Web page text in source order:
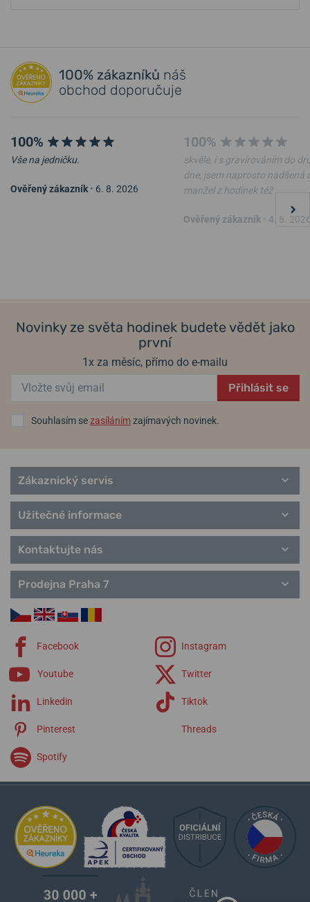
100% zákazníků náš
obchod doporučuje
100%
Vše na jedničku.
Ověřený zákazník • 6. 8. 2026
100%
skvělé, i s gravírováním do
dne, jsem naprosto nadšená
manžel z hodinek též
Ověřený zákazník 4. 8.
Novinky ze světa hodinek budete vědět jako
první
1x za měsíc, přímo do e-mailu
Přihlásit se
Souhlasím sezasílánímzajímavých novinek.
Zákaznický servis
Užitečné informace
Kontaktujte nás
Prodejna Praha 7
Facebook Instagram
Youtube Twitter
Linkedin Tiktok
Pinterest Threads
Spotify